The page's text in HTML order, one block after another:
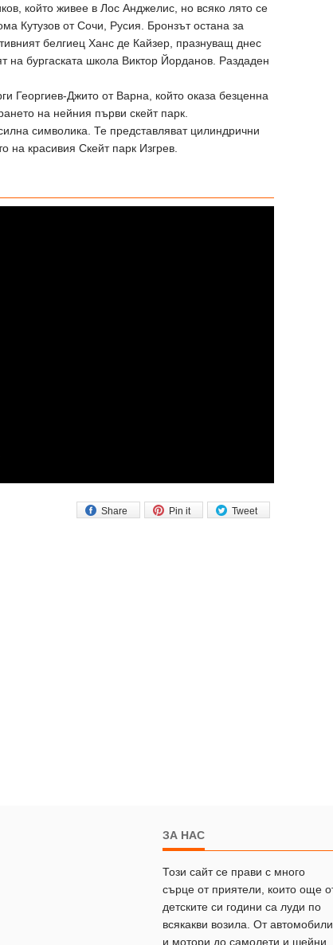
който живее в Лос Анджелис, но всяко лято се
Кутузов от Сочи, Русия. Бронзът остана за
белгиец Ханс де Кайзер, празнуващ днес
на бургаската школа Виктор Йорданов. Раздаден
Георгиев-Джито от Варна, който оказа безценна
на нейния първи скейт парк.
символика. Те представляват цилиндрични
на красивия Скейт парк Изгрев.
Tweet
Pin it
Share
ЗА НАС
Този сайт се прави с много
сърце от приятели, които още
детските си години са луди по
всякакви возила. От автомобили
и мотори до самолети и шейни.